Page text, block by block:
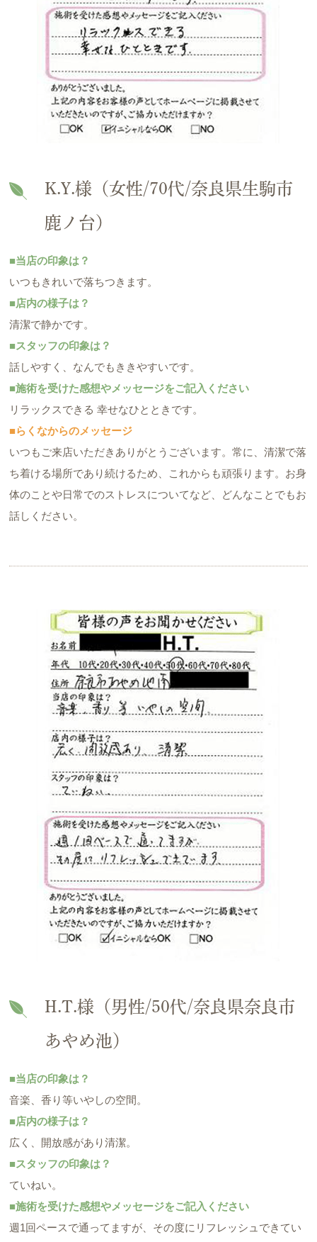
K.Y.様（女性/70代/奈良県生駒市
鹿ノ台）
■当店の印象は？
いつもきれいで落ちつきます。
■店内の様子は？
清潔で静かです。
■スタッフの印象は？
話しやすく、なんでもききやすいです。
■施術を受けた感想やメッセージをご記入ください
リラックスできる 幸せなひとときです。
■らくなからのメッセージ
いつもご来店いただきありがとうございます。常に、清潔で落
ち着ける場所であり続けるため、これからも頑張ります。お身
体のことや日常でのストレスについてなど、どんなことでもお
話しください。
H.T.様（男性/50代/奈良県奈良市
あやめ池）
■当店の印象は？
音楽、香り等いやしの空間。
■店内の様子は？
広く、開放感があり清潔。
■スタッフの印象は？
ていねい。
■施術を受けた感想やメッセージをご記入ください
週1回ペースで通ってますが、その度にリフレッシュできてい